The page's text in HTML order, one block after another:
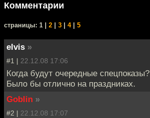
Комментарии
cтраницы: 1 | 2 3 4| 5
elvis »
#1 | 22.12.08 17:06
Когда будут очередные спецпоказы?
Было бы отлично на праздниках.
Goblin »
#2 | 22.12.08 17:07